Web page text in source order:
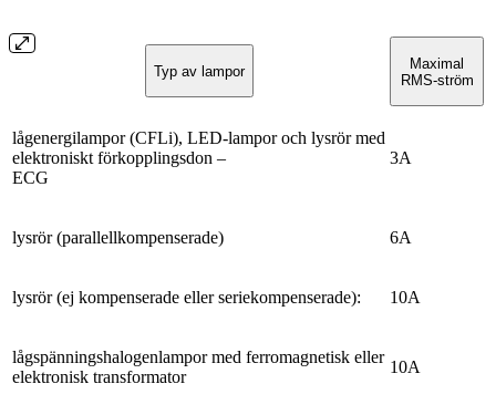
Typ av lampor
Maximal
RMS-ström
lågenergilampor (CFLi), LED-lampor och lysrör med
elektroniskt förkopplingsdon –
ECG
3A
lysrör (parallellkompenserade) 6A
lysrör (ej kompenserade eller seriekompenserade): 10A
lågspänningshalogenlampor med ferromagnetisk eller
elektronisk transformator
10A